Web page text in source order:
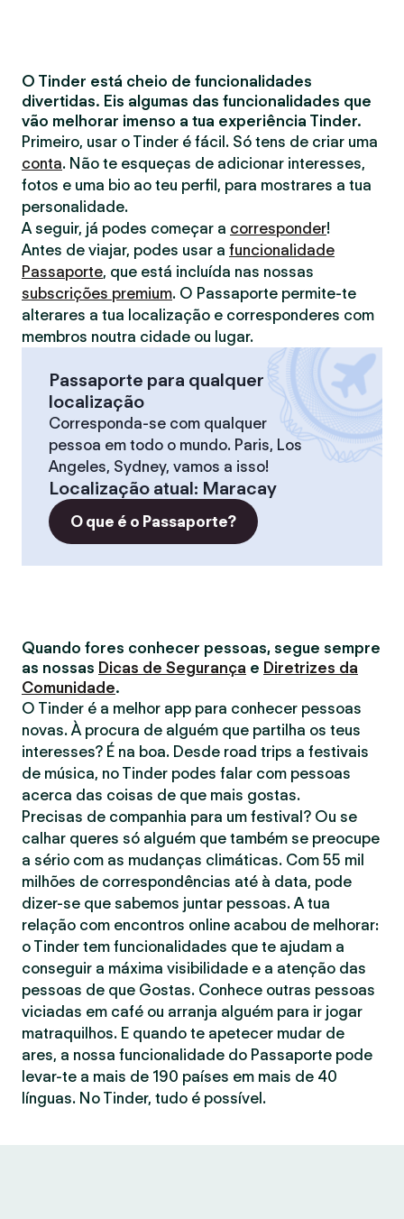
O Tinder está cheio de funcionalidades
divertidas. Eis algumas das funcionalidades que
vão melhorar imenso a tua experiência Tinder.
Primeiro, usar o Tinder é fácil. Só tens de criar uma
conta. Não te esqueças de adicionar interesses,
fotos e uma bio ao teu perfil, para mostrares a tua
personalidade.
A seguir, já podes começar a corresponder!
Antes de viajar, podes usar a funcionalidade
Passaporte, que está incluída nas nossas
subscrições premium. O Passaporte permite-te
alterares a tua localização e corresponderes com
membros noutra cidade ou lugar.
Passaporte para qualquer
localização
Corresponda-se com qualquer
pessoa em todo o mundo. Paris, Los
Angeles, Sydney, vamos a isso!
Localização atual: Maracay
O que é o Passaporte?
Quando fores conhecer pessoas, segue sempre
as nossas Dicas de Segurança e Diretrizes da
Comunidade.
O Tinder é a melhor app para conhecer pessoas
novas. À procura de alguém que partilha os teus
interesses? É na boa. Desde road trips a festivais
de música, no Tinder podes falar com pessoas
acerca das coisas de que mais gostas.
Precisas de companhia para um festival? Ou se
calhar queres só alguém que também se preocupe
a sério com as mudanças climáticas. Com 55 mil
milhões de correspondências até à data, pode
dizer-se que sabemos juntar pessoas. A tua
relação com encontros online acabou de melhorar:
o Tinder tem funcionalidades que te ajudam a
conseguir a máxima visibilidade e a atenção das
pessoas de que Gostas. Conhece outras pessoas
viciadas em café ou arranja alguém para ir jogar
matraquilhos. E quando te apetecer mudar de
ares, a nossa funcionalidade do Passaporte pode
levar-te a mais de 190 países em mais de 40
línguas. No Tinder, tudo é possível.